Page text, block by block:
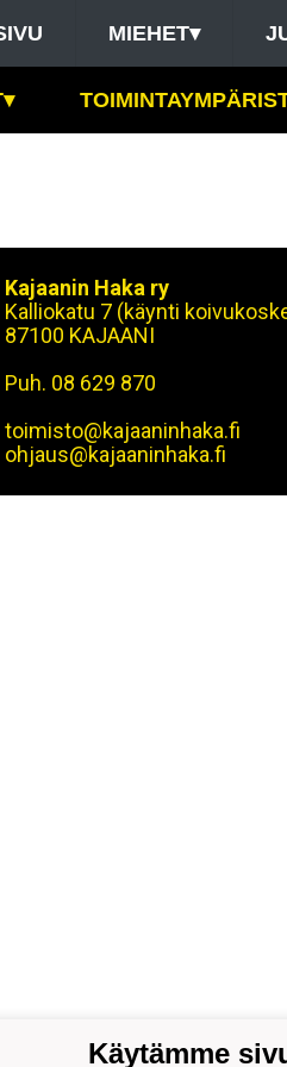
MIEHET▾
▾
Kajaanin Haka ry
Kalliokatu 7 (käynti
87100 KAJAANI
Puh. 08 629 870
toimisto@kajaaninhaka.fi
ohjaus@kajaaninhaka.fi
Käytämme